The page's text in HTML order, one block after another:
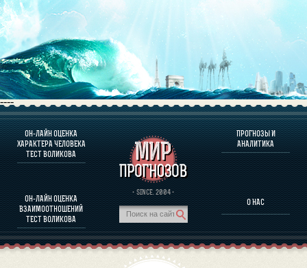
----
ОН-ЛАЙН ОЦЕНКА
ХАРАКТЕРА ЧЕЛОВЕКА
ТЕСТ ВОЛИКОВА
ОН-ЛАЙН ОЦЕНКА
ВЗАИМООТНОШЕНИЙ
ТЕСТ ВОЛИКОВА
· SINCE. 2004 ·
ПРОГНОЗЫ И
АНАЛИТИКА
О НАС
О ПРОГРАММЕ
ОЦЕНКА ХАРАКТЕРA ЧЕЛОВЕКА
ОЦЕНКА ХАРАКТЕРА ВЫДАЮЩИХСЯ ЛИЧНОСТЕЙ
О ПРОГРАММЕ
ПРОГНОЗЫ И АНАЛИТИКА